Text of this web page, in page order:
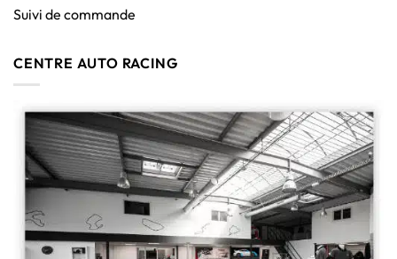
Suivi de commande
CENTRE AUTO RACING